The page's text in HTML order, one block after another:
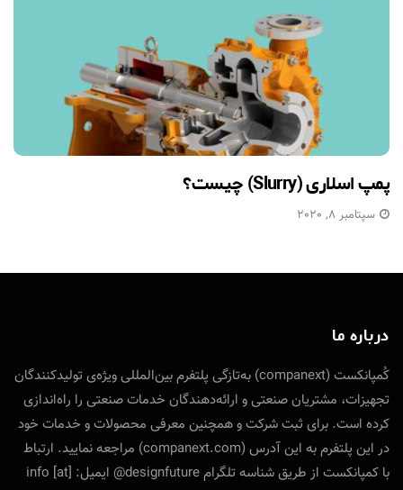
پمپ اسلاری (Slurry) چیست؟
سپتامبر 8, 2020
درباره ما
کُمپانکست (companext) به‌تازگی پلتفرم بین‌المللی ویژه‌ی تولید‌کنندگان
تجهیزات، مشتریان صنعتی و ارائه‌دهندگان خدمات صنعتی را راه‌اندازی
کرده است. برای ثبت شرکت و همچنین معرفی محصولات و خدمات خود
در این پلتفرم به این آدرس (companext.com) مراجعه نمایید. ارتباط
با کمپانکست از طریق شناسه تلگرام designfuture@ ایمیل: info [at]